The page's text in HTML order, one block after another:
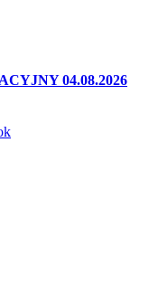
04.08.2026